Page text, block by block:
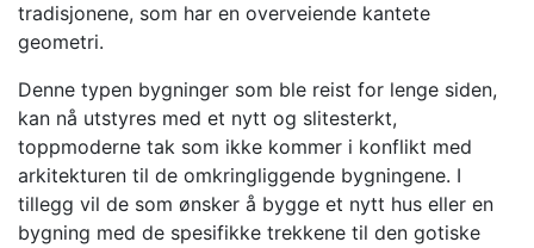
tradisjonene, som har en overveiende kantete
geometri.
Denne typen bygninger som ble reist for lenge siden,
kan nå utstyres med et nytt og slitesterkt,
toppmoderne tak som ikke kommer i konflikt med
arkitekturen til de omkringliggende bygningene. I
tillegg vil de som ønsker å bygge et nytt hus eller en
bygning med de spesifikke trekkene til den gotiske